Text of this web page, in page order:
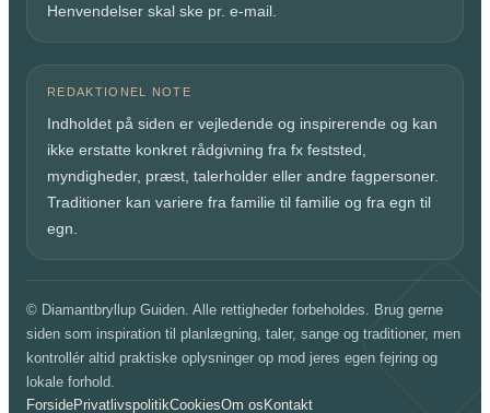
Henvendelser skal ske pr. e-mail.
REDAKTIONEL NOTE
Indholdet på siden er vejledende og inspirerende og kan
ikke erstatte konkret rådgivning fra fx feststed,
myndigheder, præst, talerholder eller andre fagpersoner.
Traditioner kan variere fra familie til familie og fra egn til
egn.
© Diamantbryllup Guiden. Alle rettigheder forbeholdes. Brug gerne
siden som inspiration til planlægning, taler, sange og traditioner, men
kontrollér altid praktiske oplysninger op mod jeres egen fejring og
lokale forhold.
ForsidePrivatlivspolitikCookiesOm os Kontakt